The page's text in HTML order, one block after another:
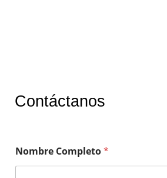
Contáctanos
Nombre Completo*